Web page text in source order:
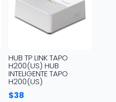
HUB TP LINK TAPO
H200(US) HUB
INTELIGENTE TAPO
H200(US)
$38